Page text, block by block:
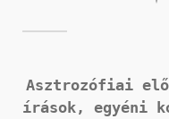
Asztrozófiai
írások,